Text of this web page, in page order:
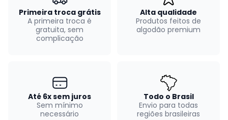
Primeira troca grátis
A primeira troca é
gratuita, sem
complicação
Alta qualidade
Produtos feitos de
algodão premium
Até 6x sem juros
Sem mínimo
necessário
Todo o Brasil
Envio para todas
regiões brasileiras